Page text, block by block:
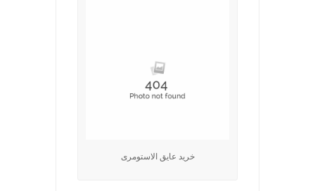
خرید عایق الاستومری